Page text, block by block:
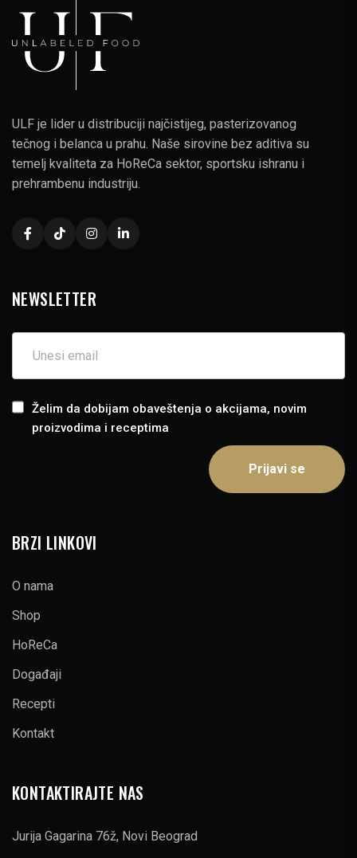
ULF je lider u distribuciji najčistijeg, pasterizovanog
tečnog i belanca u prahu. Naše sirovine bez aditiva su
temelj kvaliteta za HoReCa sektor, sportsku ishranu i
prehrambenu industriju.
BRZI LINKOVI
O nama
Shop
HoReCa
Događaji
Recepti
Kontakt
KONTAKTIRAJTE NAS
Jurija Gagarina 76ž, Novi Beograd
NEWSLETTER
Želim da dobijam obaveštenja o akcijama, novim
proizvodima i receptima